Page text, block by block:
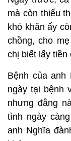
mà còn thiếu
khó khăn ấy
chồng, cho
chị biết lấy tiền
Bệnh của anh
ngày tại bệnh
nhưng đằng
tình ngày
anh Nghĩa